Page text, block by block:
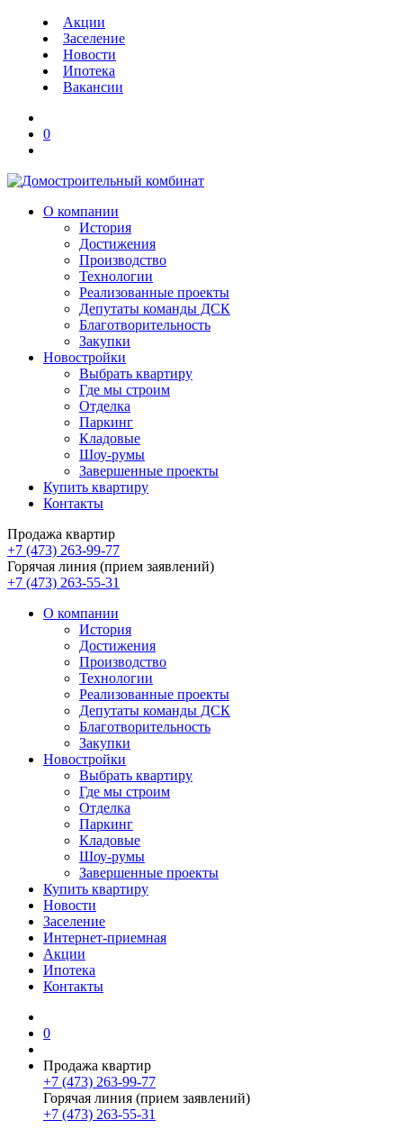
Акции
Заселение
Новости
Ипотека
Вакансии
0
О компании
История
Достижения
Производство
Технологии
Реализованные проекты
Депутаты команды ДСК
Благотворительность
Закупки
Новостройки
Выбрать квартиру
Где мы строим
Отделка
Паркинг
Кладовые
Шоу-румы
Завершенные проекты
Купить квартиру
Контакты
Продажа квартир
+7 (473) 263-99-77
Горячая линия (прием заявлений)
+7 (473) 263-55-31
О компании
История
Достижения
Производство
Технологии
Реализованные проекты
Депутаты команды ДСК
Благотворительность
Закупки
Новостройки
Выбрать квартиру
Где мы строим
Отделка
Паркинг
Кладовые
Шоу-румы
Завершенные проекты
Купить квартиру
Новости
Заселение
Интернет-приемная
Акции
Ипотека
Контакты
0
Продажа квартир
+7 (473) 263-99-77
Горячая линия (прием заявлений)
+7 (473) 263-55-31